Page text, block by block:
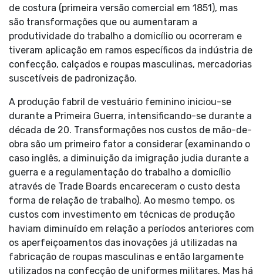
de costura (primeira versão comercial em 1851), mas
são transformações que ou aumentaram a
produtividade do trabalho a domicílio ou ocorreram e
tiveram aplicação em ramos específicos da indústria de
confecção, calçados e roupas masculinas, mercadorias
suscetíveis de padronização.
A produção fabril de vestuário feminino iniciou-se
durante a Primeira Guerra, intensificando-se durante a
década de 20. Transformações nos custos de mão-de-
obra são um primeiro fator a considerar (examinando o
caso inglês, a diminuição da imigração judia durante a
guerra e a regulamentação do trabalho a domicílio
através de Trade Boards encareceram o custo desta
forma de relação de trabalho). Ao mesmo tempo, os
custos com investimento em técnicas de produção
haviam diminuído em relação a períodos anteriores com
os aperfeiçoamentos das inovações já utilizadas na
fabricação de roupas masculinas e então largamente
utilizados na confecção de uniformes militares. Mas há